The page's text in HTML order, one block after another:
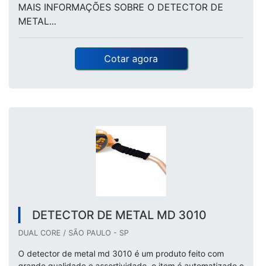
MAIS INFORMAÇÕES SOBRE O DETECTOR DE
METAL...
Cotar agora
DETECTOR DE METAL MD 3010
DUAL CORE / SÃO PAULO - SP
O detector de metal md 3010 é um produto feito com